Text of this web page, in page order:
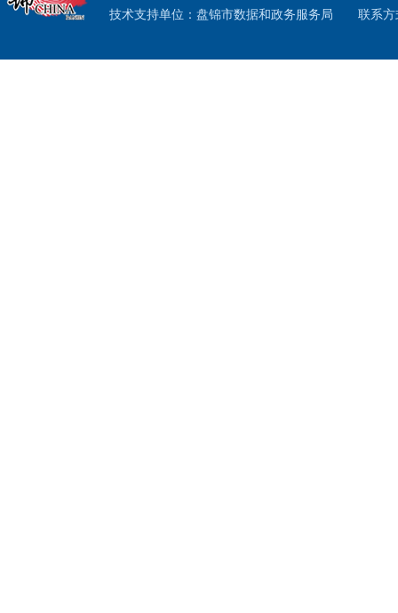
技术支持单位：盘锦市数据和政务服务局
联系方